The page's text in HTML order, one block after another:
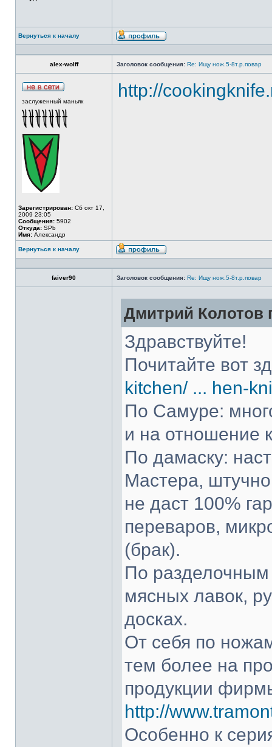
Вернуться к началу
alex-wolff Заголовок сообщения: Re: Ищу нож.5-8т.р.повар
заслуженный маньяк
Зарегистрирован: Сб окт 17,
2009 23:05
Сообщения: 5902
Откуда: SPb
Имя: Александр
http://
Вернуться к началу
faiver90 Заголовок сообщения: Re: Ищу нож.5-8т.р.повар
Дмитрий Колотов
Здравствуйте!
Почитайте вот
kitchen/ ... hen-
По Самуре:
и на отношение
По дамаску:
Мастера,
не даст 100%
переваров,
(брак).
По разделочным
мясных лавок,
досках.
От себя по
тем более на
продукции
http://
Особенно к